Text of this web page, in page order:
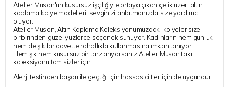
Atelier Muson'un kusursuz işçiliğiyle ortaya çıkan çelik üzeri altın
kaplama kolye modelleri, sevginizi anlatmanızda size yardımcı
oluyor.
Atelier Muson, Altın Kaplama Koleksiyonumuzdaki kolyeler size
birbirinden güzel yüzlerce seçenek sunuyor. Kadınların hem günlük
hem de şık bir davette rahatlıkla kullanmasına imkan tanıyor.
Hem şık hem kusursuz bir tarz arıyorsanız Atelier Muson takı
koleksiyonu tam sizler için.
Alerji testinden başarı ile geçtiği için hassas ciltler için de uygundur.